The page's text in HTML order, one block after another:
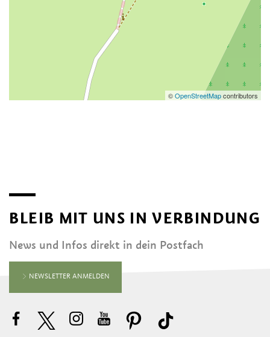
©OpenStreetMapcontributors
BLEIB MIT UNS IN VERBINDUNG
News und Infos direkt in dein Postfach
NEWSLETTER ANMELDEN